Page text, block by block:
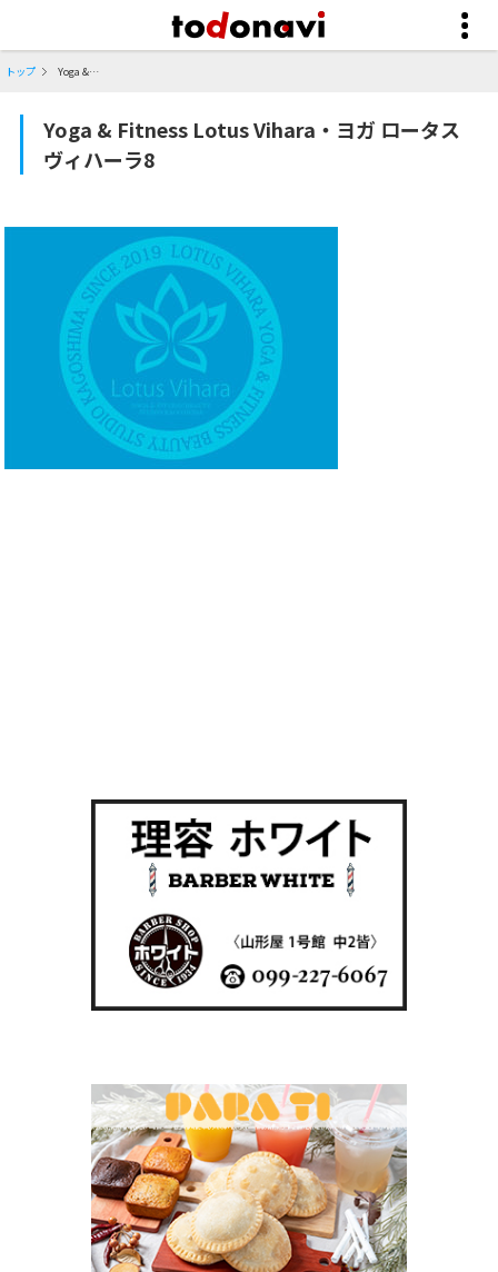
トップ Yoga & Fitness Lotus Vihara・ヨガ ロータスヴィハーラ8
Yoga & Fitness Lotus Vihara・ヨガ ロータス
ヴィハーラ8